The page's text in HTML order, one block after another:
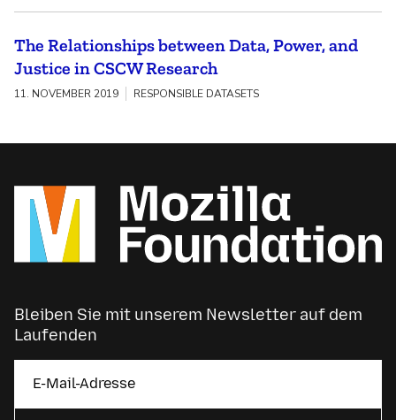
The Relationships between Data, Power, and
Justice in CSCW Research
11. NOVEMBER 2019 RESPONSIBLE DATASETS
Bleiben Sie mit unserem Newsletter auf dem
Laufenden